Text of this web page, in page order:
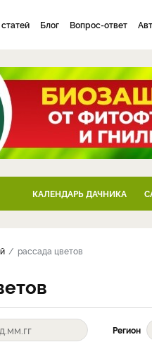
Блог Вопрос-ответ
КАЛЕНДАРЬ ДАЧНИКА
рассада цветов
Регион